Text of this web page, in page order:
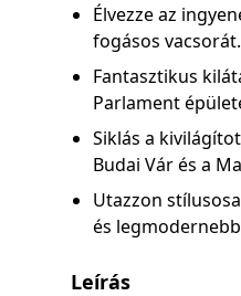
Élvezze az
fogásos vacsorát.
Fantasztikus
Parlament
Siklás a
Budai Vár és a
Utazzon
és
Leírás